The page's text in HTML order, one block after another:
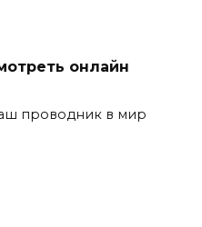
онлайн
проводник в мир